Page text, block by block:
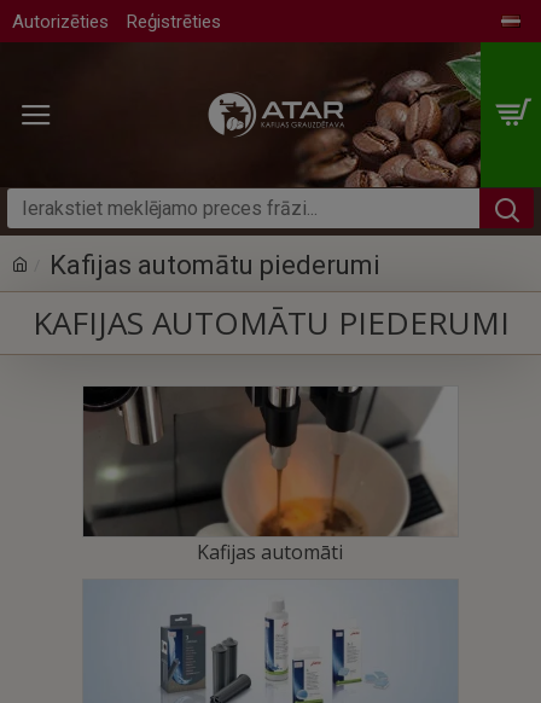
Autorizēties Reģistrēties
Kafijas automātu piederumi
KAFIJAS AUTOMĀTU PIEDERUMI
Kafijas automāti